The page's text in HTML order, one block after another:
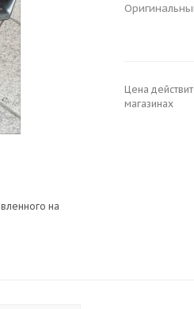
на
Цена
магазинах